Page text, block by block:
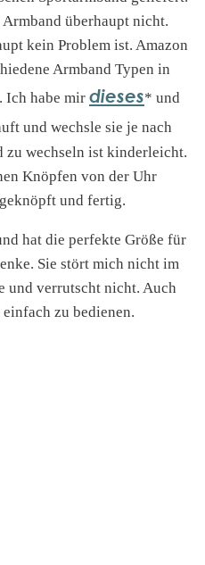
überhaupt nicht.
kein Problem ist. Amazon
Armband Typen in
Ich habe mir dieses* und
und wechsle sie je nach
zu wechseln ist kinderleicht.
Knöpfen von der Uhr
und fertig.
hat die perfekte Größe für
Sie stört mich nicht im
und verrutscht nicht. Auch
zu bedienen.